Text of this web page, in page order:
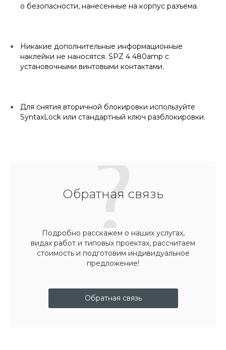
о безопасности, нанесенные на корпус разъема.
Никакие дополнительные информационные
наклейки не наносятся. SPZ 4 480amp с
установочными винтовыми контактами.
Для снятия вторичной блокировки используйте
SyntaxLock или стандартный ключ разблокировки.
Обратная связь
Подробно расскажем о наших услугах,
видах работ и типовых проектах, рассчитаем
стоимость и подготовим индивидуальное
предложение!
Обратная связь